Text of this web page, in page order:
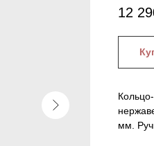
12
мм.